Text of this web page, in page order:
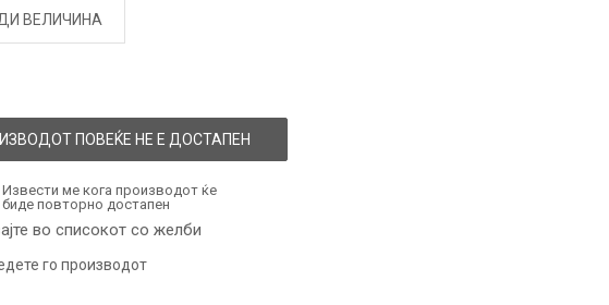
ВЕЛИЧИНА
ПОВЕЌЕ НЕ Е ДОСТАПЕН
Извести ме кога производот ќе
биде повторно достапен
во списокот со желби
го производот